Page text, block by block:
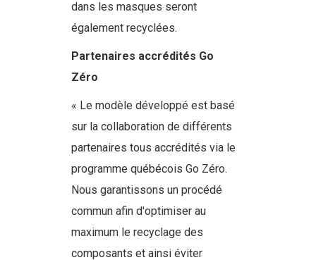
dans les masques seront
également recyclées.
Partenaires accrédités Go
Zéro
« Le modèle développé est basé
sur la collaboration de différents
partenaires tous accrédités via le
programme québécois Go Zéro.
Nous garantissons un procédé
commun afin d'optimiser au
maximum le recyclage des
composants et ainsi éviter